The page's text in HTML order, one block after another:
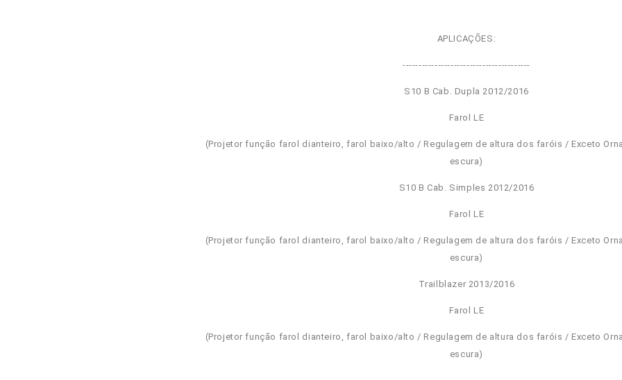
APLICAÇÕES:
----------------------------------------
S10 B Cab. Dupla 2012/2016
Farol LE
(Projetor função farol dianteiro, farol baixo/alto / Regulagem de altura dos faróis / Exceto
escura)
S10 B Cab. Simples 2012/2016
Farol LE
(Projetor função farol dianteiro, farol baixo/alto / Regulagem de altura dos faróis / Exceto
escura)
Trailblazer 2013/2016
Farol LE
(Projetor função farol dianteiro, farol baixo/alto / Regulagem de altura dos faróis / Exceto
escura)